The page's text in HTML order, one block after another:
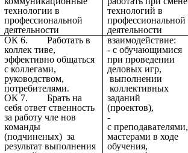
технологии в
профессиональной
деятельности
технологий в
профессиональной
деятельности
ОК 6. Работать в
коллек тиве,
эффективно общаться
с коллегами,
руководством,
потребителями.
ОК 7. Брать на
себя ответ ственность
за работу чле нов
команды
(подчиненых) за
результат выполнения
взаимодействие:
- с обучающимися
при проведении
деловых игр,
выполнении
коллективных
заданий
(проектов),
-
с преподавателями,
мастерами в ходе
обучения,